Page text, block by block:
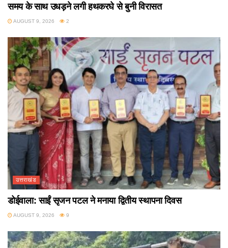
समय के साथ उधड़ने लगी हथकरघे से बुनी विरासत
AUGUST 9, 2026 2
उत्तराखंड
डोईवाला: साईं सृजन पटल ने मनाया द्वितीय स्थापना दिवस
AUGUST 9, 2026 9